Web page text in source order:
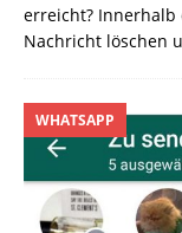
erreicht? Innerhalb
Nachricht löschen
WHATSAPP